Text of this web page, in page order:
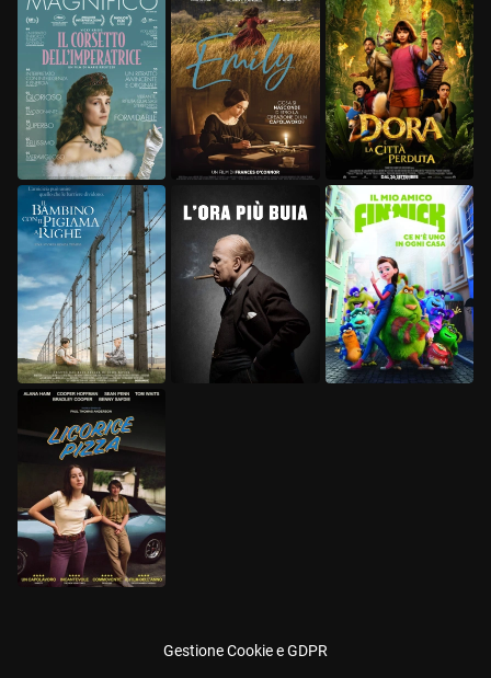
Gestione Cookie e GDPR